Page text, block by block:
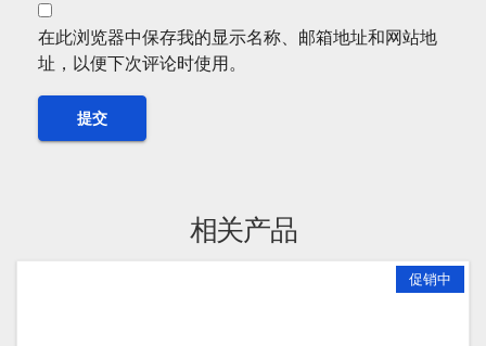
在此浏览器中保存我的显示名称、邮箱地址和网站地
址，以便下次评论时使用。
相关产品
促销中